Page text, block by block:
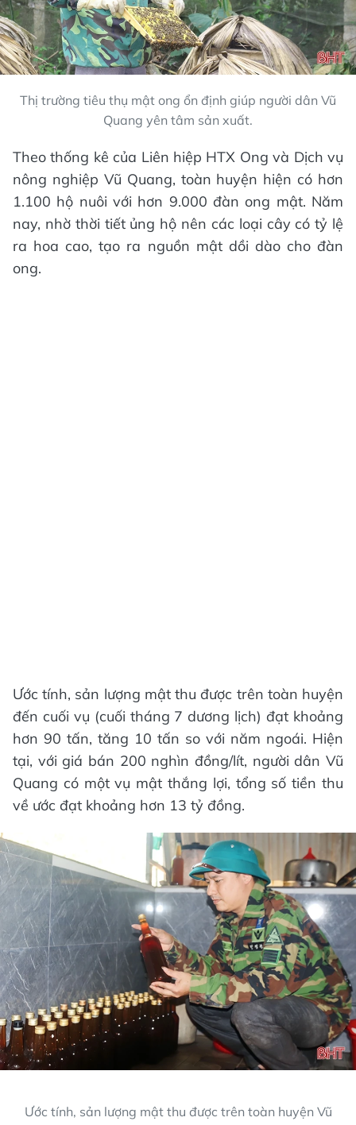
Thị trường tiêu thụ mật ong ổn định giúp người dân Vũ
Quang yên tâm sản xuất.
Theo thống kê của Liên hiệp HTX Ong và Dịch vụ
nông nghiệp Vũ Quang, toàn huyện hiện có hơn
1.100 hộ nuôi với hơn 9.000 đàn ong mật. Năm
nay, nhờ thời tiết ủng hộ nên các loại cây có tỷ lệ
ra hoa cao, tạo ra nguồn mật dồi dào cho đàn
ong.
Ước tính, sản lượng mật thu được trên toàn huyện
đến cuối vụ (cuối tháng 7 dương lịch) đạt khoảng
hơn 90 tấn, tăng 10 tấn so với năm ngoái. Hiện
tại, với giá bán 200 nghìn đồng/lít, người dân Vũ
Quang có một vụ mật thắng lợi, tổng số tiền thu
về ước đạt khoảng hơn 13 tỷ đồng.
Ước tính, sản lượng mật thu được trên toàn huyện Vũ